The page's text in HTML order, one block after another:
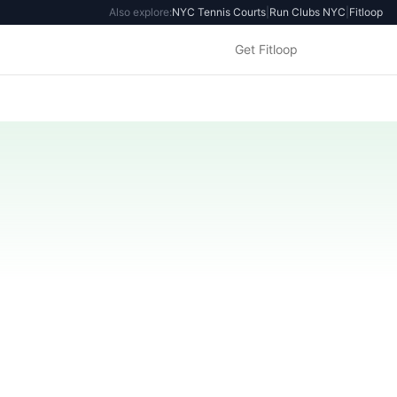
Also explore:NYC Tennis Courts Run Clubs NYC Fitloop
Get Fitloop